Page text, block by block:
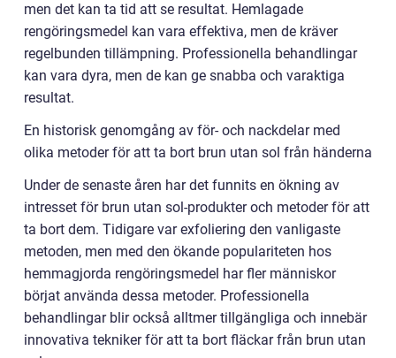
men det kan ta tid att se resultat. Hemlagade
rengöringsmedel kan vara effektiva, men de kräver
regelbunden tillämpning. Professionella behandlingar
kan vara dyra, men de kan ge snabba och varaktiga
resultat.
En historisk genomgång av för- och nackdelar med
olika metoder för att ta bort brun utan sol från händerna
Under de senaste åren har det funnits en ökning av
intresset för brun utan sol-produkter och metoder för att
ta bort dem. Tidigare var exfoliering den vanligaste
metoden, men med den ökande populariteten hos
hemmagjorda rengöringsmedel har fler människor
börjat använda dessa metoder. Professionella
behandlingar blir också alltmer tillgängliga och innebär
innovativa tekniker för att ta bort fläckar från brun utan